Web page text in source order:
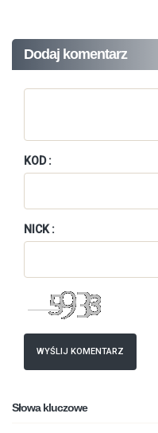
Dodaj komentarz
KOD :
NICK :
WYŚLIJ KOMENTARZ
Słowa kluczowe